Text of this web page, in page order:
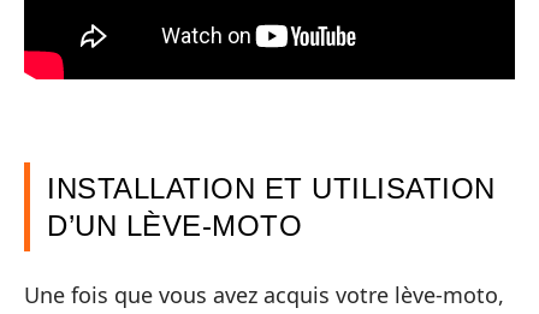
INSTALLATION ET UTILISATION
D’UN LÈVE-MOTO
Une fois que vous avez acquis votre lève-moto,